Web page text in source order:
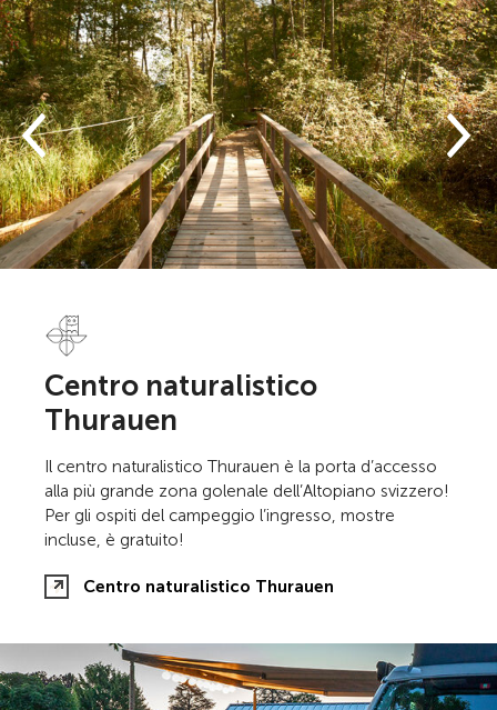
Centro naturalistico
Thurauen
Il centro naturalistico Thurauen è la porta d’accesso
alla più grande zona golenale dell’Altopiano svizzero!
Per gli ospiti del campeggio l’ingresso, mostre
incluse, è gratuito!
Centro naturalistico Thurauen